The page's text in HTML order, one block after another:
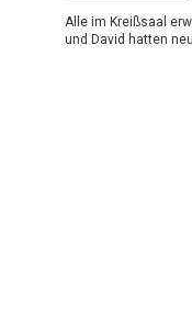
Alle im Kreißsaal
und David hatten